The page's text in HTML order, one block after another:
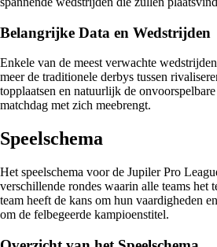
Belangrijke Data en Wedstrijden
Enkele van de meest verwachte
meer de traditionele derbys tussen
topplaatsen en natuurlijk de
matchdag met zich meebrengt.
Speelschema
Het speelschema voor de Jupiler Pro
verschillende rondes waarin alle teams het
team heeft de kans om hun vaardigheden
om de felbegeerde kampioenstitel.